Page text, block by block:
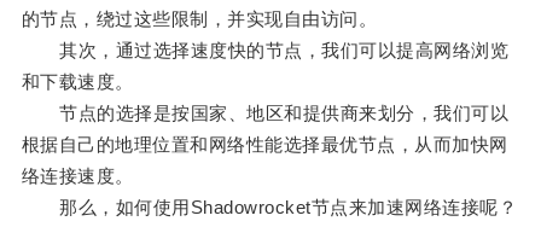
的节点，绕过这些限制，并实现自由访问。
其次，通过选择速度快的节点，我们可以提高网络浏览
和下载速度。
节点的选择是按国家、地区和提供商来划分，我们可以
根据自己的地理位置和网络性能选择最优节点，从而加快网
络连接速度。
那么，如何使用Shadowrocket节点来加速网络连接呢？